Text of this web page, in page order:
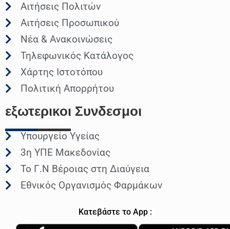
Αιτήσεις Πολιτών
Αιτήσεις Προσωπικού
Νέα & Ανακοινώσεις
Τηλεφωνικός Κατάλογος
Χάρτης Ιστοτόπου
Πολιτική Απορρήτου
εξωτερικοι Συνδεσμοι
Υπουργείο Υγείας
3η ΥΠΕ Μακεδονίας
Το Γ.Ν Βέροιας στη Διαύγεια
Εθνικός Οργανισμός Φαρμάκων
Κατεβάστε το App :